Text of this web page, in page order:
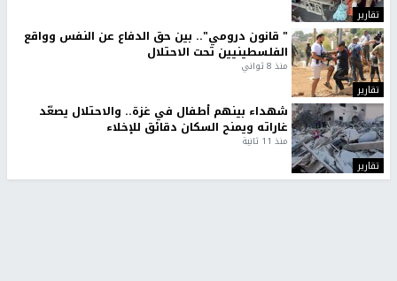
تقارير
تقارير
" قانون درومي".. بين حق الدفاع عن النفس وواقع
الفلسطينيين تحت الاحتلال
منذ 8 ثواني
تقارير
شهداء بينهم أطفال في غزة.. والاحتلال يصعّد
غاراته ويمنح السكان دقائق للإخلاء
منذ 11 ثانية